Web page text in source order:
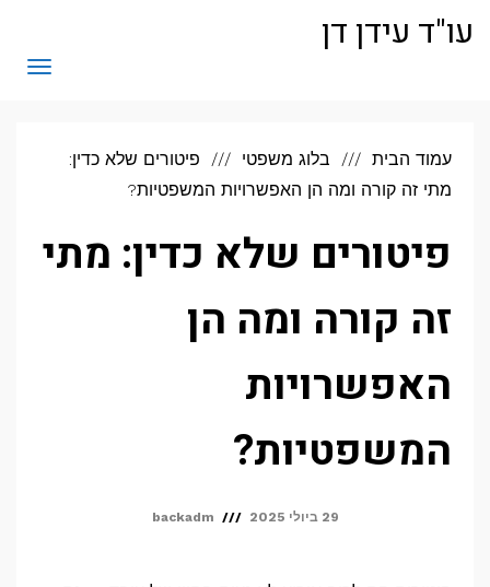
עו"ד עידן דן
עמוד הבית בלוג משפטי
פיטורים שלא כדין:
מתי זה קורה ומה הן האפשרויות המשפטיות?
פיטורים שלא כדין: מתי
זה קורה ומה הן
האפשרויות
המשפטיות?
29 ביולי 2025 backadm